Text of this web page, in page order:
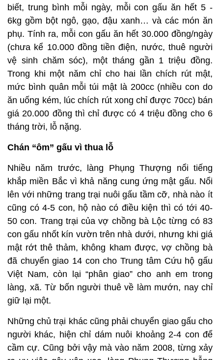
biết, trung bình mỗi ngày, mỗi con gấu ăn hết 5 -
6kg gồm bột ngô, gạo, đậu xanh… và các món ăn
phụ. Tính ra, mỗi con gấu ăn hết 30.000 đồng/ngày
(chưa kể 10.000 đồng tiền điện, nước, thuê người
vệ sinh chăm sóc), một tháng gần 1 triệu đồng.
Trong khi một năm chỉ cho hai lần chích rút mật,
mức bình quân mỗi túi mật là 200cc (nhiều con do
ăn uống kém, lúc chích rút xong chỉ được 70cc) bán
giá 20.000 đồng thì chỉ được có 4 triệu đồng cho 6
tháng trời, lỗ nặng.
Chán “ôm” gấu vì thua lỗ
Nhiều năm trước, làng Phụng Thượng nổi tiếng
khắp miền Bắc vì khả năng cung ứng mật gấu. Nổi
lên với những trang trại nuôi gấu tầm cỡ, nhà nào ít
cũng có 4-5 con, hộ nào có điều kiện thì có tới 40-
50 con. Trang trại của vợ chồng bà Lộc từng có 83
con gấu nhốt kín vườn trên nhà dưới, nhưng khi giá
mật rớt thê thảm, không kham được, vợ chồng bà
đã chuyển giao 14 con cho Trung tâm Cứu hộ gấu
Việt Nam, còn lại “phân giao” cho anh em trong
làng, xã. Từ bốn người thuê về làm mướn, nay chỉ
giữ lại một.
Những chủ trại khác cũng phải chuyển giao gấu cho
người khác, hiện chỉ dám nuôi khoảng 2-4 con để
cầm cự. Cũng bởi vậy mà vào năm 2008, từng xảy